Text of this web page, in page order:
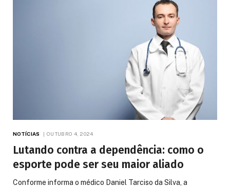
NOTÍCIAS OUTUBRO 4, 2024
Lutando contra a dependência: como o
esporte pode ser seu maior aliado
Conforme informa o médico Daniel Tarciso da Silva, a